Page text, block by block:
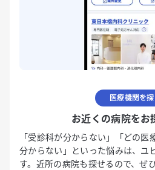
医療機関を
お近くの病院をお
「受診科が分からない」「どの
分からない」といった悩みは、ユ
す。近所の病院も探せるので、ぜ